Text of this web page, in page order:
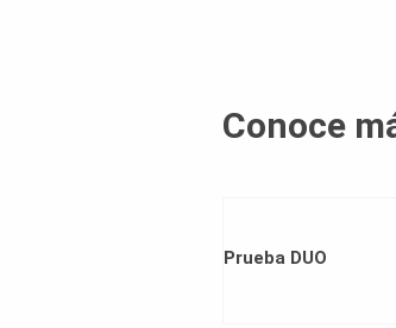
Conoce
Prueba DUO